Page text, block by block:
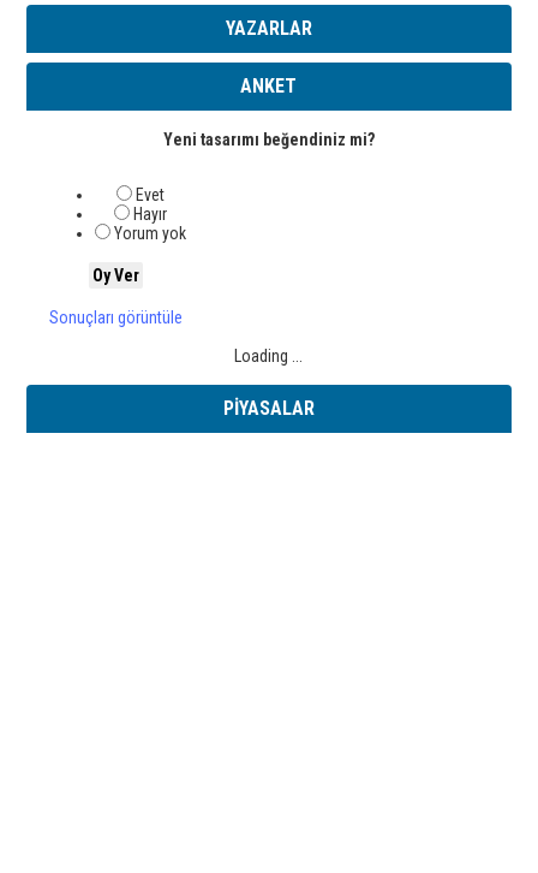
YAZARLAR
ANKET
Yeni tasarımı beğendiniz mi?
Evet
Hayır
Yorum yok
Sonuçları görüntüle
Loading ...
PİYASALAR